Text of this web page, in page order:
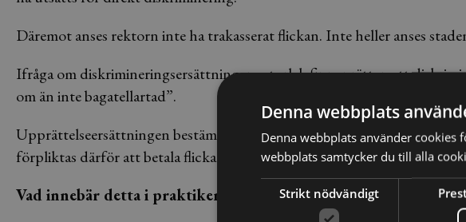
Däremot anses rektorn inte ha trakasserat flickan. Inte heller anses
Ifråga om diskrimineringsersättningens storlek finner rätten att
om än inte bagatellartad”.
Upprättelseersättningen bestäms till 7 000 kronor och
förpliktas därför att betala flickan totalt 14 000 kronor i ersättning.
Vad innebär detta i praktiken?
Denna webbplats
Denna webbplats använder cookies
webbplats samtycker du till alla
Strikt nödvändigt